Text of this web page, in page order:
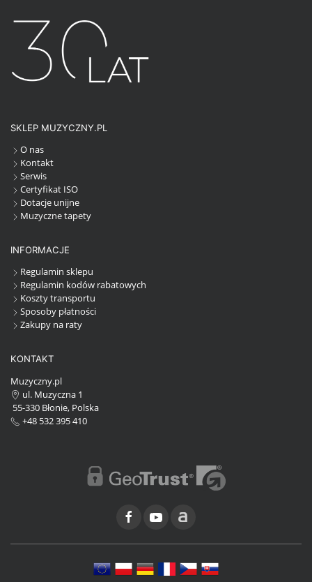
SKLEP MUZYCZNY.PL
O nas
Kontakt
Serwis
Certyfikat ISO
Dotacje unijne
Muzyczne tapety
INFORMACJE
Regulamin sklepu
Regulamin kodów rabatowych
Koszty transportu
Sposoby płatności
Zakupy na raty
KONTAKT
Muzyczny.pl
ul. Muzyczna 1
55-330 Błonie, Polska
+48 532 395 410